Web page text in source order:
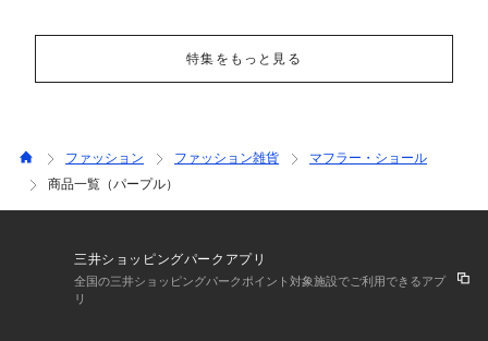
特集をもっと見る
ファッション ファッション雑貨
マフラー・ショール
商品一覧（パープル）
三井ショッピングパークアプリ
全国の三井ショッピングパークポイント対象施設でご利用できるアプ
リ